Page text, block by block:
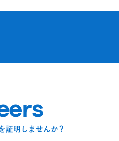
証明しませんか？